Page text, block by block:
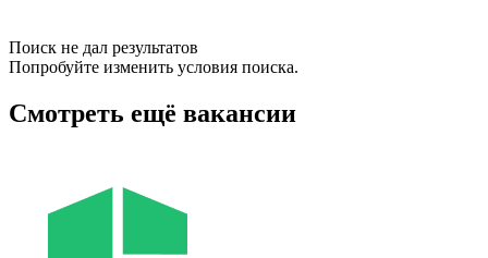
Поиск не дал результатов
Попробуйте изменить условия поиска.
Смотреть ещё вакансии